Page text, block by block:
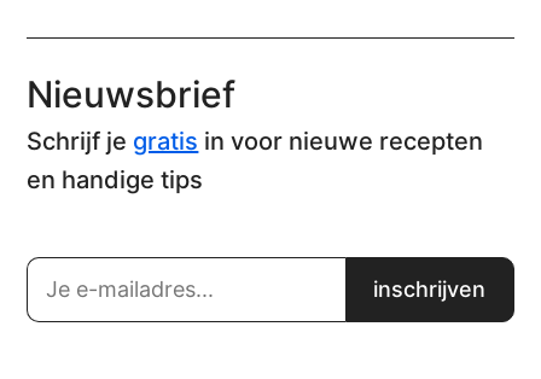
Nieuwsbrief
Schrijf je gratis in voor nieuwe recepten
en handige tips